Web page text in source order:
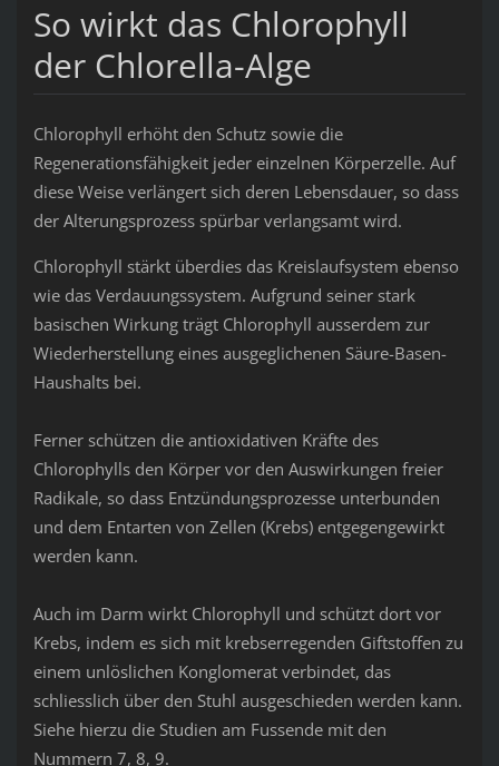
So wirkt das Chlorophyll
der Chlorella-Alge
Chlorophyll erhöht den Schutz sowie die
Regenerationsfähigkeit jeder einzelnen Körperzelle. Auf
diese Weise verlängert sich deren Lebensdauer, so dass
der Alterungsprozess spürbar verlangsamt wird.
Chlorophyll stärkt überdies das Kreislaufsystem ebenso
wie das Verdauungssystem. Aufgrund seiner stark
basischen Wirkung trägt Chlorophyll ausserdem zur
Wiederherstellung eines ausgeglichenen Säure-Basen-
Haushalts bei.
Ferner schützen die antioxidativen Kräfte des
Chlorophylls den Körper vor den Auswirkungen freier
Radikale, so dass Entzündungsprozesse unterbunden
und dem Entarten von Zellen (Krebs) entgegengewirkt
werden kann.
Auch im Darm wirkt Chlorophyll und schützt dort vor
Krebs, indem es sich mit krebserregenden Giftstoffen zu
einem unlöslichen Konglomerat verbindet, das
schliesslich über den Stuhl ausgeschieden werden kann.
Siehe hierzu die Studien am Fussende mit den
Nummern 7, 8, 9.